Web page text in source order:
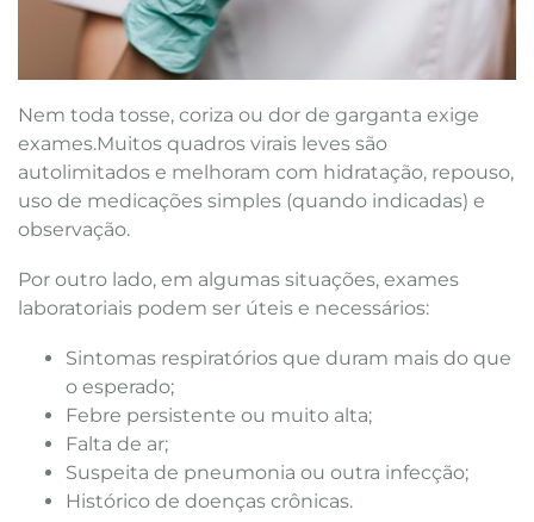
Nem toda tosse, coriza ou dor de garganta exige
exames.Muitos quadros virais leves são
autolimitados e melhoram com hidratação, repouso,
uso de medicações simples (quando indicadas) e
observação.
Por outro lado, em algumas situações, exames
laboratoriais podem ser úteis e necessários:
Sintomas respiratórios que duram mais do que
o esperado;
Febre persistente ou muito alta;
Falta de ar;
Suspeita de pneumonia ou outra infecção;
Histórico de doenças crônicas.